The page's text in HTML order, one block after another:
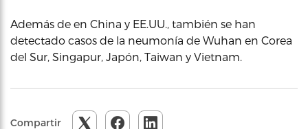
Además de en China y EE.UU., también se han
detectado casos de la neumonía de Wuhan en Corea
del Sur, Singapur, Japón, Taiwan y Vietnam.
Compartir